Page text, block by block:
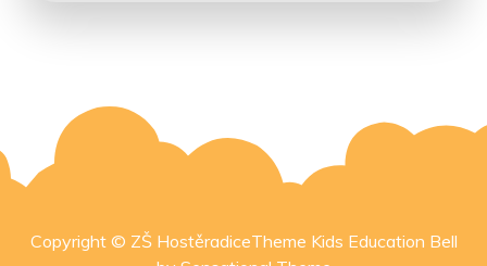
Copyright © ZŠ HostěradiceTheme Kids Education Bell